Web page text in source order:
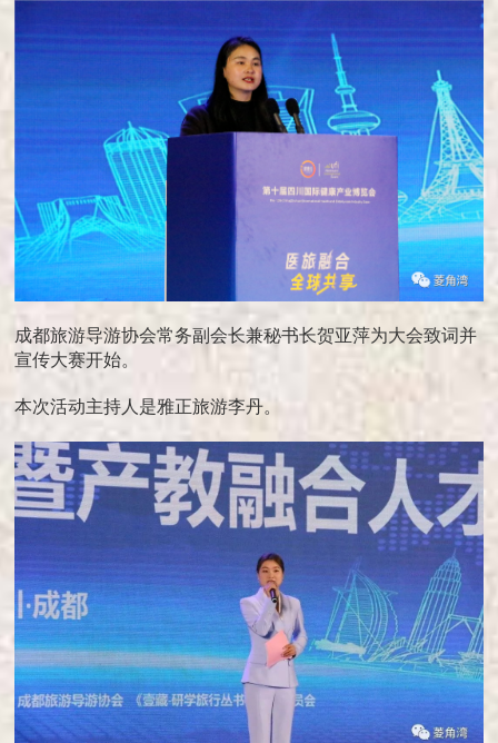
成都旅游导游协会常务副会长兼秘书长贺亚萍为大会致词并
宣传大赛开始。
本次活动主持人是雅正旅游李丹。